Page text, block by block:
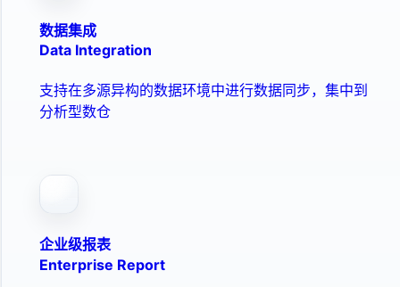
数据集成
Data Integration
支持在多源异构的数据环境中进行数据同步，集中到
分析型数仓
企业级报表
Enterprise Report